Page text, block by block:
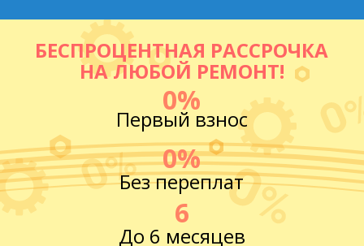
БЕСПРОЦЕНТНАЯ РАССРОЧКА
НА ЛЮБОЙ РЕМОНТ!
0%
Первый взнос
0%
Без переплат
6
До 6 месяцев